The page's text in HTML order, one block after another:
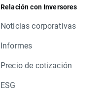
Relación con Inversores
Noticias corporativas
Informes
Precio de cotización
ESG